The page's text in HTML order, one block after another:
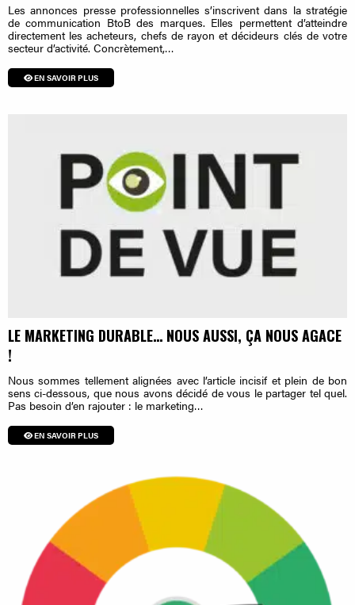
Les annonces presse professionnelles s’inscrivent dans la stratégie
de communication BtoB des marques. Elles permettent d’atteindre
directement les acheteurs, chefs de rayon et décideurs clés de votre
secteur d’activité. Concrètement,…
EN SAVOIR PLUS
LE MARKETING DURABLE… NOUS AUSSI, ÇA NOUS AGACE
!
Nous sommes tellement alignées avec l’article incisif et plein de bon
sens ci-dessous, que nous avons décidé de vous le partager tel quel.
Pas besoin d’en rajouter : le marketing…
EN SAVOIR PLUS